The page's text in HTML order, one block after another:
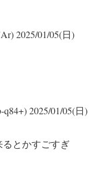
2025/01/05(日)
q84+)2025/01/05(日)
とかすごすぎ